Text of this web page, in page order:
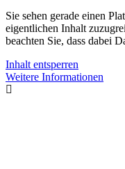
Sie sehen gerade einen
eigentlichen Inhalt
beachten Sie, dass dabei
Inhalt entsperren
Weitere Informationen